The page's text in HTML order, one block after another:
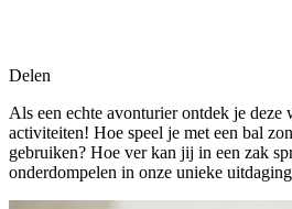
Delen
Als een echte avonturier ontdek je deze
activiteiten! Hoe speel je met een bal
gebruiken? Hoe ver kan jij in een zak
onderdompelen in onze unieke